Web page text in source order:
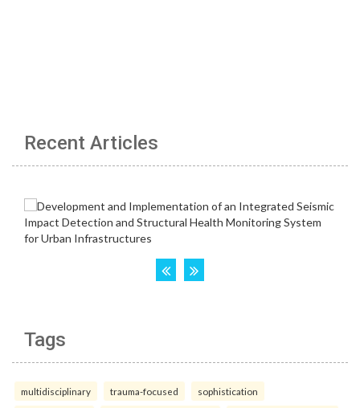
Recent Articles
Tags
multidisciplinary trauma-focused sophistication